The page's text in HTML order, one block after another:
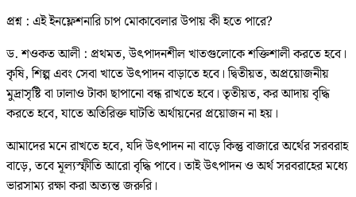
প্রশ্ন : এই ইনফ্লেশনারি চাপ মোকাবেলার উপায় কী হতে পারে?
ড. শওকত আলী : প্রথমত, উৎপাদনশীল খাতগুলোকে শক্তিশালী করতে হবে।
কৃষি, শিল্প এবং সেবা খাতে উৎপাদন বাড়াতে হবে। দ্বিতীয়ত, অপ্রয়োজনীয়
মুদ্রাসৃষ্টি বা ঢালাও টাকা ছাপানো বন্ধ রাখতে হবে। তৃতীয়ত, কর আদায় বৃদ্ধি
করতে হবে, যাতে অতিরিক্ত ঘাটতি অর্থায়নের প্রয়োজন না হয়।
আমাদের মনে রাখতে হবে, যদি উৎপাদন না বাড়ে কিন্তু বাজারে অর্থের সরবরাহ
বাড়ে, তবে মূল্যস্ফীতি আরো বৃদ্ধি পাবে। তাই উৎপাদন ও অর্থ সরবরাহের মধ্যে
ভারসাম্য রক্ষা করা অত্যন্ত জরুরি।